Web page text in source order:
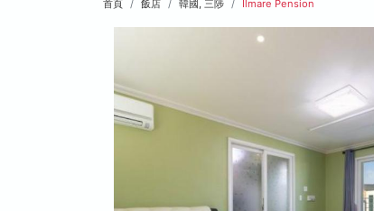
首頁 飯店 韓國, 三陟 Ilmare Pension